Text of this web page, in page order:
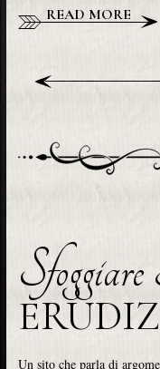
READ MORE
Un sito che parla di